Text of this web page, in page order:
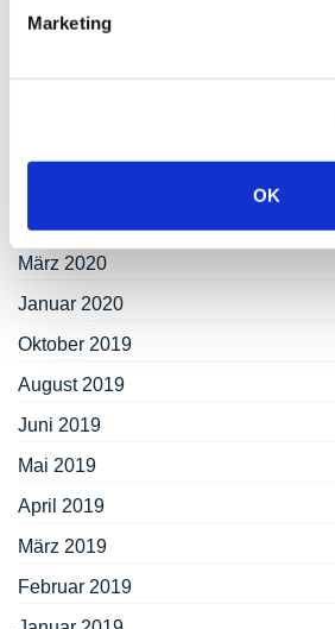
Marketing
OK
November 2020
April 2020
März 2020
Januar 2020
Oktober 2019
August 2019
Juni 2019
Mai 2019
April 2019
März 2019
Februar 2019